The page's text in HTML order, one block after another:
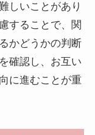
しいことがあり
することで、関
かどうかの判断
確認し、お互い
に進むことが重